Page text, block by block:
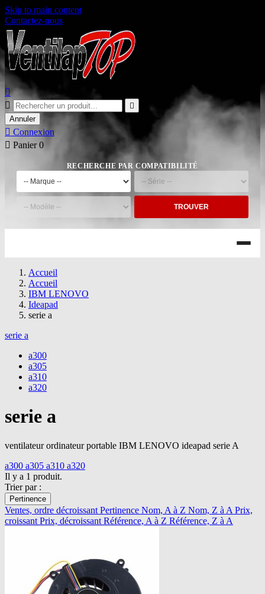
Skip to main content
Contactez-nous



Annuler
 Connexion
 Panier 0
RECHERCHE PAR COMPATIBILITÉ
TROUVER
Accueil
Accueil
IBM LENOVO
Ideapad
serie a
serie a
a300
a305
a310
a320
serie a
ventilateur ordinateur portable IBM LENOVO ideapad serie A
a300 a305 a310 a320
Il y a 1 produit.
Trier par :
Pertinence
Ventes, ordre décroissant Pertinence Nom, A à Z Nom, Z à A Prix,
croissant Prix, décroissant Référence, A à Z Référence, Z à A